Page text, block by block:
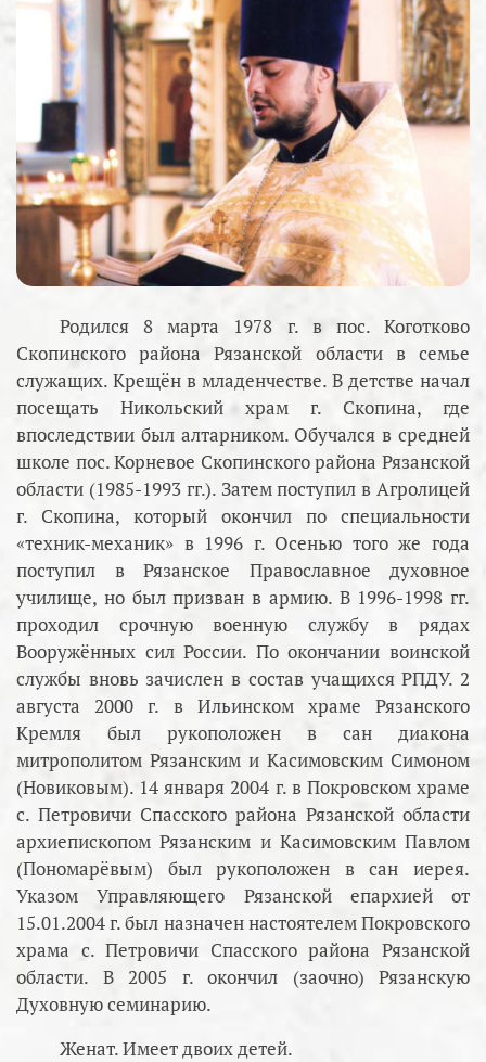
Родился 8 марта 1978 г. в пос. Коготково
Скопинского района Рязанской области в семье
служащих. Крещён в младенчестве. В детстве начал
посещать Никольский храм г. Скопина, где
впоследствии был алтарником. Обучался в средней
школе пос. Корневое Скопинского района Рязанской
области (1985-1993 гг.). Затем поступил в Агролицей
г. Скопина, который окончил по специальности
«техник-механик» в 1996 г. Осенью того же года
поступил в Рязанское Православное духовное
училище, но был призван в армию. В 1996-1998 гг.
проходил срочную военную службу в рядах
Вооружённых сил России. По окончании воинской
службы вновь зачислен в состав учащихся РПДУ. 2
августа 2000 г. в Ильинском храме Рязанского
Кремля был рукоположен в сан диакона
митрополитом Рязанским и Касимовским Симоном
(Новиковым). 14 января 2004 г. в Покровском храме
с. Петровичи Спасского района Рязанской области
архиепископом Рязанским и Касимовским Павлом
(Пономарёвым) был рукоположен в сан иерея.
Указом Управляющего Рязанской епархией от
15.01.2004 г. был назначен настоятелем Покровского
храма с. Петровичи Спасского района Рязанской
области. В 2005 г. окончил (заочно) Рязанскую
Духовную семинарию.
Женат. Имеет двоих детей.